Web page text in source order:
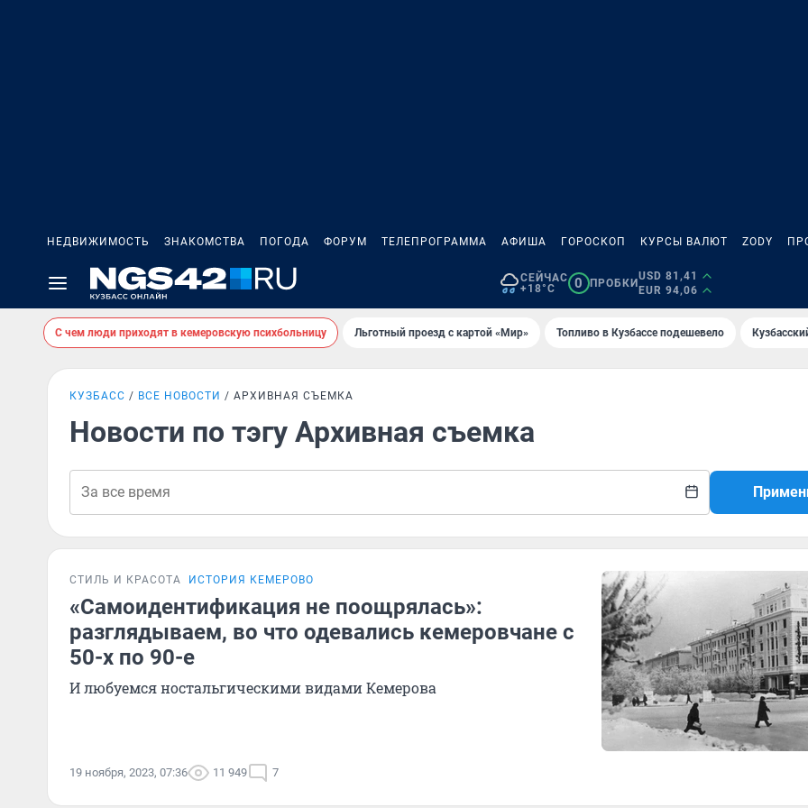
НЕДВИЖИМОСТЬ ЗНАКОМСТВА ПОГОДА ФОРУМ ТЕЛЕПРОГРАММА АФИША ГОРОСКОП КУРСЫ ВАЛЮТ ZODY
СЕЙЧАС
+18°C
0 ПРОБКИ
USD 81,41
EUR 94,06
С чем люди приходят в кемеровскую психбольницу Льготный проезд с картой «Мир» Топливо в Кузбассе подешевело
КУЗБАСС ВСЕ НОВОСТИ АРХИВНАЯ СЪЕМКА
Новости по тэгу Архивная съемка
СТИЛЬ И КРАСОТА ИСТОРИЯ КЕМЕРОВО
«Самоидентификация не поощрялась»:
разглядываем, во что одевались кемеровчане с
50-х по 90-е
И любуемся ностальгическими видами Кемерова
19 ноября, 2023, 07:36 11 949 7